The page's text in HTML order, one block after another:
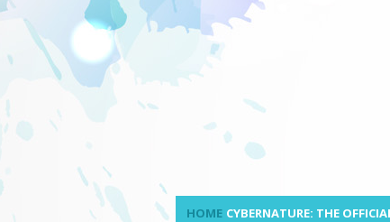
HOME CYBERNATURE: THE